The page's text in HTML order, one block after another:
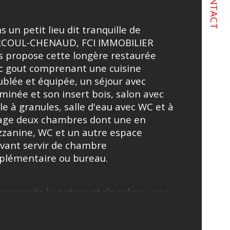
de niveaux
salle d'eau
un petit lieu dit tranquille de
CHENAUD, FCI IMMOBILIER
propose cette longère restaurée
gout comprenant une cuisine
et équipée, un séjour avec
et son insert bois, salon avec
à granules, salle d'eau avec WC et à
deux chambres dont une en
WC et un autre espace
servir de chambre
ou bureau.
de la nature et de calme, vous